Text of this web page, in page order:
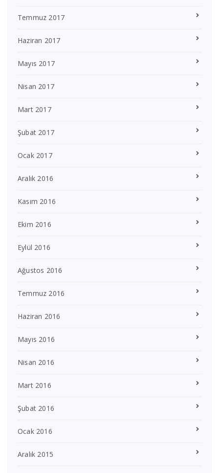
Temmuz 2017
Haziran 2017
Mayıs 2017
Nisan 2017
Mart 2017
Şubat 2017
Ocak 2017
Aralık 2016
Kasım 2016
Ekim 2016
Eylül 2016
Ağustos 2016
Temmuz 2016
Haziran 2016
Mayıs 2016
Nisan 2016
Mart 2016
Şubat 2016
Ocak 2016
Aralık 2015